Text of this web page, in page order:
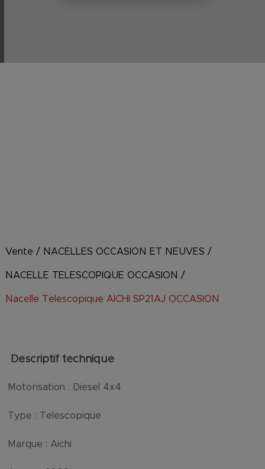
Vente / NACELLES OCCASION ET NEUVES /
NACELLE TELESCOPIQUE OCCASION /
Nacelle Telescopique AICHI SP21AJ OCCASION
Descriptif technique
Motorisation : Diesel 4x4
Type : Telescopique
Marque : Aichi